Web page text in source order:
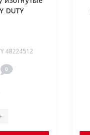
DUTY
48224512
0